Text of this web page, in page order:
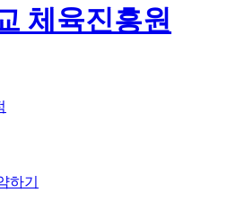
체육진흥원
하기